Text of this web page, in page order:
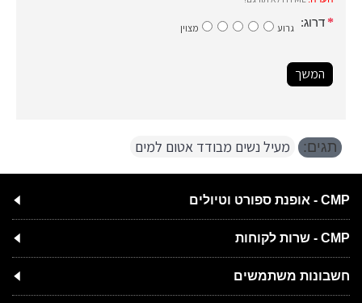
דרוג: גרוע מצוין
המשך
תגים: מעיל נשים מבודד אטום למים
CMP - אופנת ספורט וטיולים
CMP - שרות לקוחות
חשבונות משתמשים